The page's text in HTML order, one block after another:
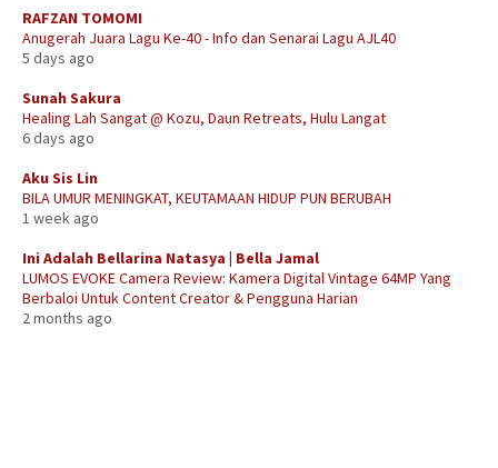
RAFZAN TOMOMI
Anugerah Juara Lagu Ke-40 - Info dan Senarai Lagu AJL40
5 days ago
Sunah Sakura
Healing Lah Sangat @ Kozu, Daun Retreats, Hulu Langat
6 days ago
Aku Sis Lin
BILA UMUR MENINGKAT, KEUTAMAAN HIDUP PUN BERUBAH
1 week ago
Ini Adalah Bellarina Natasya | Bella Jamal
LUMOS EVOKE Camera Review: Kamera Digital Vintage 64MP Yang
Berbaloi Untuk Content Creator & Pengguna Harian
2 months ago